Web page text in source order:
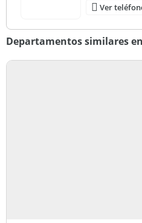
Ver
Departamentos similares